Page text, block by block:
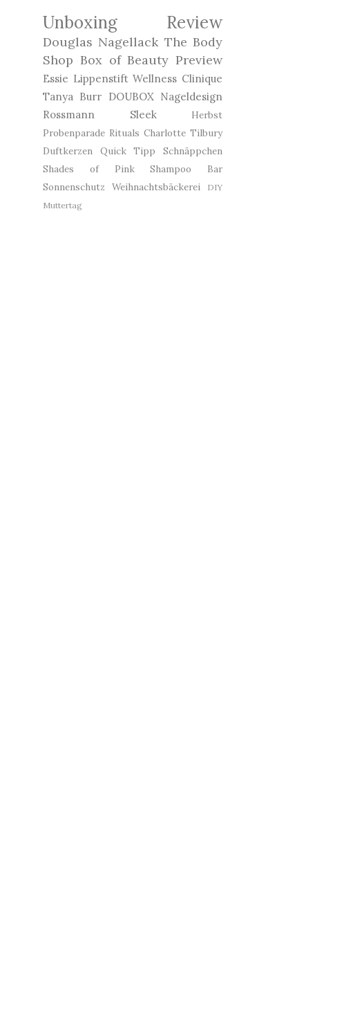
Unboxing Review
Douglas Nagellack The Body
Shop Box of Beauty Preview
Essie Lippenstift Wellness Clinique
Tanya Burr DOUBOX Nageldesign
Rossmann
Sleek
Herbst
Probenparade Rituals Charlotte Tilbury
Duftkerzen
Quick Tipp
Schnäppchen
Shades of Pink
Shampoo Bar
Sonnenschutz
Weihnachtsbäckerei
DIY
Muttertag